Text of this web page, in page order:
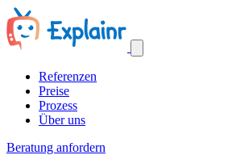
Referenzen
Preise
Prozess
Über uns
Beratung anfordern